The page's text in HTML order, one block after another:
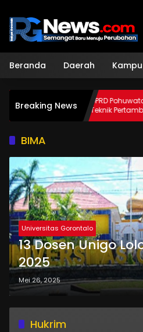
konten
Beranda Daerah
Breaking NewsDPRD Pohuwato
Teknik Pertambangan
BIMA
Universitas Gorontalo
13 Dosen Unigo
2025
Mei 26, 2025
Hukrim